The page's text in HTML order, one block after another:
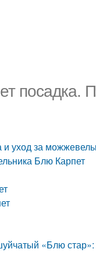
посадка.
уход за
Блю Карпет
«Блю стар»: